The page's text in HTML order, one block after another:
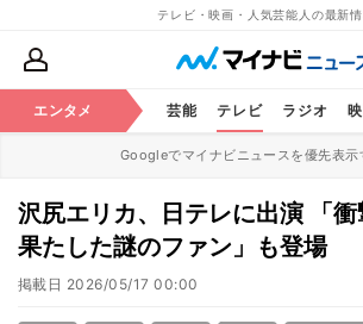
テレビ・映画・人気芸能人の最新
エンタメ 芸能 テレビ ラジオ
Googleでマイナビニュースを優先表示
沢尻エリカ、日テレに出演 「
果たした謎のファン」も登場
掲載日 2026/05/17 00:00